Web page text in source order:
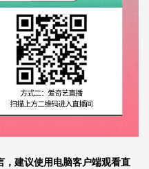
，建议使用电脑客户端观看直